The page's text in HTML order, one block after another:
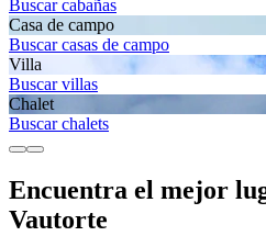
Buscar cabañas
Casa de campo
Buscar casas de campo
Villa
Buscar villas
Chalet
Buscar chalets
Encuentra el mejor
Vautorte